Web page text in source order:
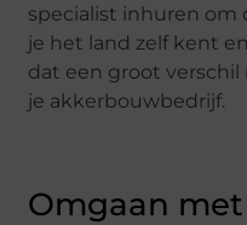
specialist inhuren om
je het land zelf kent
dat een groot verschil
je akkerbouwbedrijf.
Omgaan